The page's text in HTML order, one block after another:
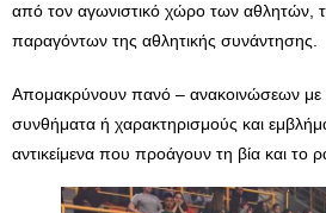
από τον αγωνιστικό χώρο των αθλητών,
παραγόντων της αθλητικής συνάντησης.
Απομακρύνουν πανό – ανακοινώσεων με
συνθήματα ή χαρακτηρισμούς και
αντικείμενα που προάγουν τη βία και το